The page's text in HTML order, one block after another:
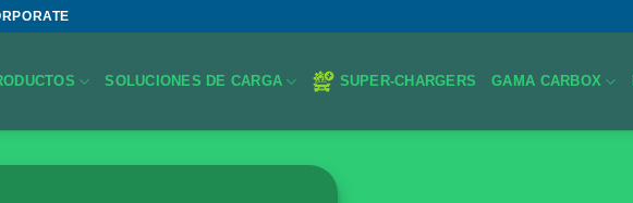
SOLUCIONES DE CARGA SUPER-CHARGERS GAMA CARBOX